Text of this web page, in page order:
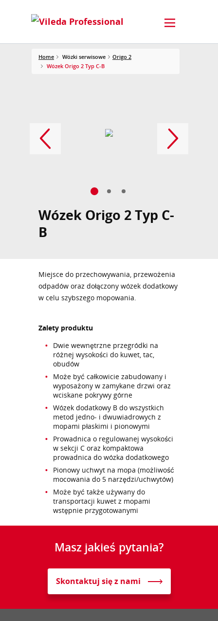
Home Wózki serwisowe
Origo 2
Wózek Origo 2 Typ C-B
Wózek Origo 2 Typ C-
B
Miejsce do przechowywania, przewożenia
odpadów oraz dołączony wózek dodatkowy
w celu szybszego mopowania.
Zalety produktu
Dwie wewnętrzne przegródki na
różnej wysokości do kuwet, tac,
obudów
Może być całkowicie zabudowany i
wyposażony w zamykane drzwi oraz
wciskane pokrywy górne
Wózek dodatkowy B do wszystkich
metod jedno- i dwuwiadrowych z
mopami płaskimi i pionowymi
Prowadnica o regulowanej wysokości
w sekcji C oraz kompaktowa
prowadnica do wózka dodatkowego
Pionowy uchwyt na mopa (możliwość
mocowania do 5 narzędzi/uchwytów)
Może być także używany do
transportacji kuwet z mopami
wstępnie przygotowanymi
Masz jakieś pytania?
Skontaktuj się z nami